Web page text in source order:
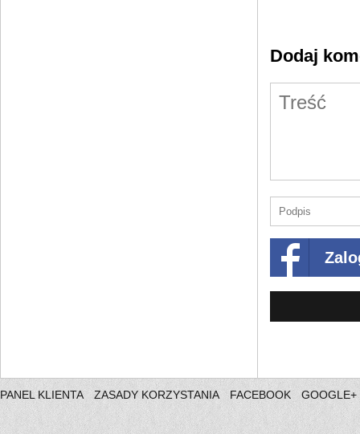
Dodaj
PANEL KLIENTA ZASADY KORZYSTANIA FACEBOOK GOOGLE+